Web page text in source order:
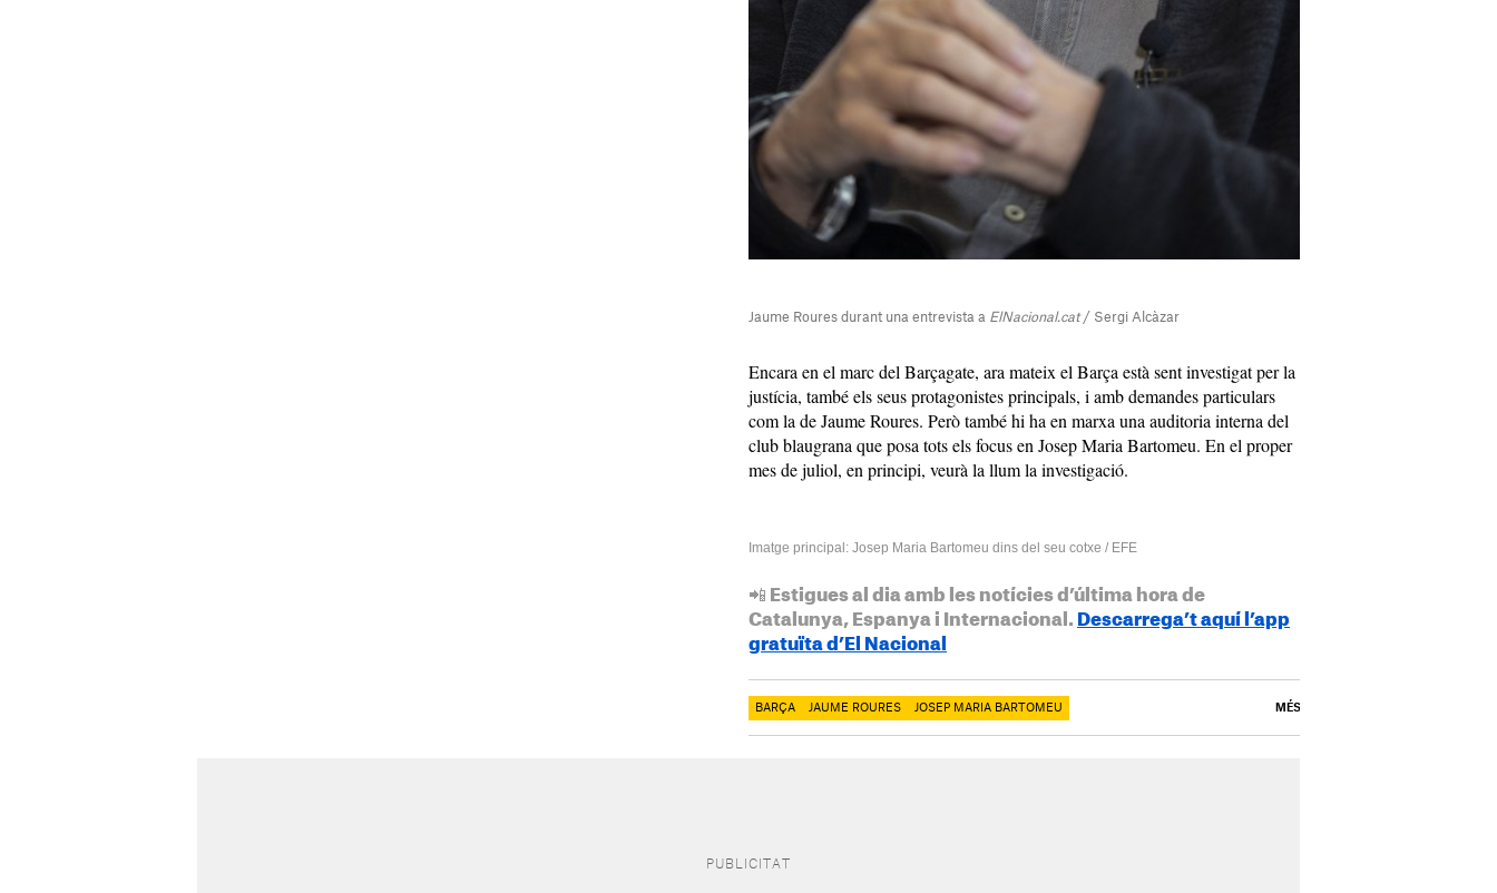
Jaume Roures durant una entrevista a ElNacional.cat/ Sergi Alcàzar
Encara en el marc del Barçagate, ara mateix el Barça està sent investigat per la
justícia, també els seus protagonistes principals, i amb demandes particulars
com la de Jaume Roures. Però també hi ha en marxa una auditoria interna del
club blaugrana que posa tots els focus en Josep Maria Bartomeu. En el proper
mes de juliol, en principi, veurà la llum la investigació.
Imatge principal: Josep Maria Bartomeu dins del seu cotxe / EFE
📲 Estigues al dia amb les notícies d’última hora de
Catalunya, Espanya i Internacional. Descarrega’t aquí l’app
gratuïta d’El Nacional
BARÇA JAUME ROURES JOSEP MARIA BARTOMEU MÉS